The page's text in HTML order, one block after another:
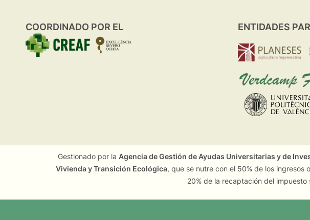
COORDINADO POR EL ENTIDADES
Gestionado por la Agencia de Gestión de Ayudas Universitarias y de
Vivienda y Transición Ecológica, que se nutre con el 50% de los ingresos
20% de la recaptación del